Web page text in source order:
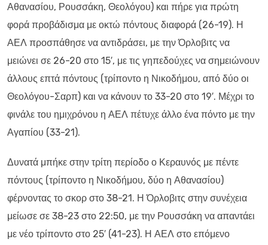
Αθανασίου, Ρουσσάκη, Θεολόγου) και πήρε για πρώτη
φορά προβάδισμα με οκτώ πόντους διαφορά (26-19). Η
ΑΕΛ προσπάθησε να αντιδράσει, με την Όρλοβιτς να
μειώνει σε 26-20 στο 15′, με τις γηπεδούχες να σημειώνουν
άλλους επτά πόντους (τρίποντο η Νικοδήμου, από δύο οι
Θεολόγου-Σαρπ) και να κάνουν το 33-20 στο 19′. Μέχρι το
φινάλε του ημιχρόνου η ΑΕΛ πέτυχε άλλο ένα πόντο με την
Αγαπίου (33-21).
Δυνατά μπήκε στην τρίτη περίοδο ο Κεραυνός με πέντε
πόντους (τρίποντο η Νικοδήμου, δύο η Αθανασίου)
φέρνοντας το σκορ στο 38-21. Η Όρλοβιτς στην συνέχεια
μείωσε σε 38-23 στο 22:50, με την Ρουσσάκη να απαντάει
με νέο τρίποντο στο 25′ (41-23). Η ΑΕΛ στο επόμενο